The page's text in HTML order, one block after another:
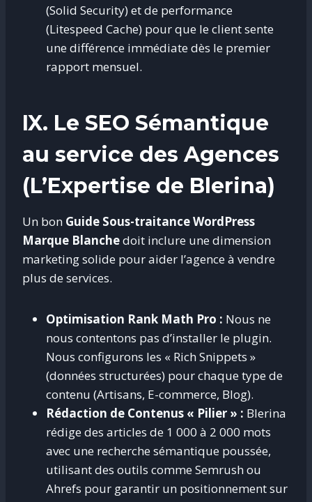
(Solid Security) et de performance
(Litespeed Cache) pour que le client sente
une différence immédiate dès le premier
rapport mensuel.
IX. Le SEO Sémantique
au service des Agences
(L’Expertise de Blerina)
Un bon Guide Sous-traitance WordPress
Marque Blanchedoit inclure une dimension
marketing solide pour aider l’agence à vendre
plus de services.
Optimisation Rank Math Pro : Nous ne
nous contentons pas d’installer le plugin.
Nous configurons les « Rich Snippets »
(données structurées) pour chaque type de
contenu (Artisans, E-commerce, Blog).
Rédaction de Contenus « Pilier » : Blerina
rédige des articles de 1 000 à 2 000 mots
avec une recherche sémantique poussée,
utilisant des outils comme Semrush ou
Ahrefs pour garantir un positionnement sur